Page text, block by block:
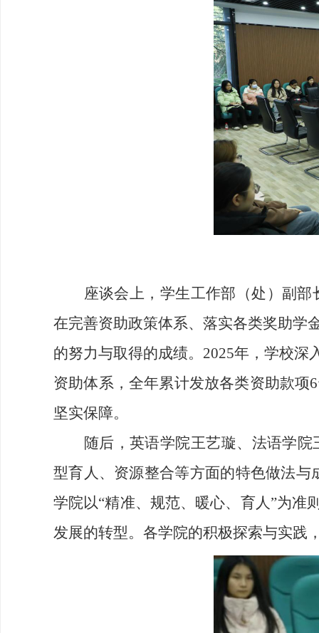
座谈会上，学生工作部（处）副
在完善资助政策体系、落实各类奖助学
的努力与取得的成绩。2025年，学校深
资助体系，全年累计发放各类资助款
坚实保障。
随后，英语学院王艺璇、法语学
型育人、资源整合等方面的特色做法与
学院以“精准、规范、暖心、育人”为准
发展的转型。各学院的积极探索与实践